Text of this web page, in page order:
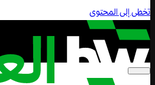
تخطى إلى المحتوى